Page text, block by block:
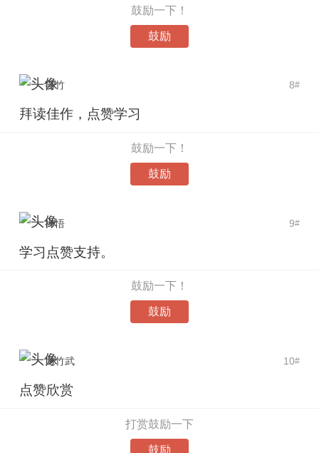
鼓励一下！
鼓励
8#
芸竹
拜读佳作，点赞学习
鼓励一下！
鼓励
9#
禅悟
学习点赞支持。
鼓励一下！
鼓励
10#
龙竹武
点赞欣赏
打赏鼓励一下
鼓励